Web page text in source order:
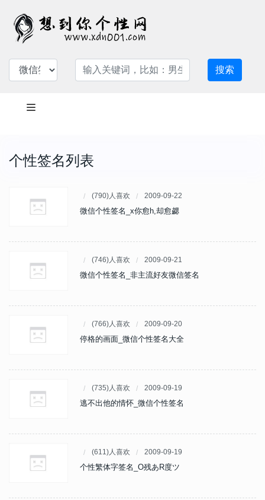
搜索
个性签名列表
(790)人喜欢 2009-09-22
微信个性签名_x你愈h,却愈勰
(746)人喜欢 2009-09-21
微信个性签名_非主流好友微信签名
(766)人喜欢 2009-09-20
停格的画面_微信个性签名大全
(735)人喜欢 2009-09-19
逃不出他的情怀_微信个性签名
(611)人喜欢 2009-09-19
个性繁体字签名_O残あR度ツ